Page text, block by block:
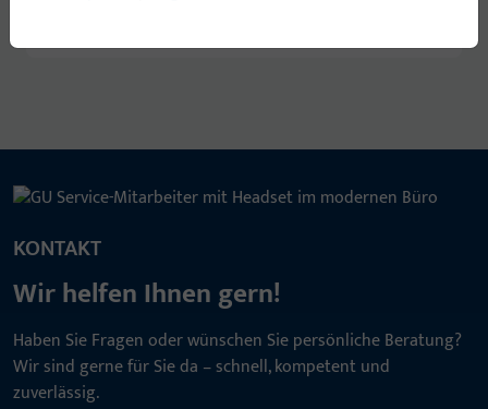
KONTAKT
Wir helfen Ihnen gern!
Haben Sie Fragen oder wünschen Sie persönliche Beratung?
Wir sind gerne für Sie da – schnell, kompetent und
zuverlässig.